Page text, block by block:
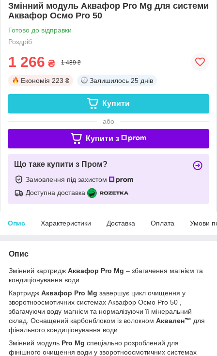
Змінний модуль Аквафор Pro Mg для системи
Аквафор Осмо Pro 50
Готово до відправки
Роздріб
1 266 ₴ 1 489 ₴
Економія 223 ₴ Залишилось 25 днів
Купити
або
Купити з
Що таке купити з Пром?
Замовлення під захистом
Доступна доставка
Опис Характеристики Доставка Оплата Умови
Опис
Змінний картридж Аквафор Pro Mg – збагачення магнієм та
кондиціонування води
Картридж Аквафор Pro Mg завершує цикл очищення у
зворотноосмотичних системах Аквафор Осмо Pro 50 ,
збагачуючи воду магнієм та нормалізуючи її мінеральний
склад. Оснащений карбонблоком із волокном Аквален™ для
фінального кондиціонування води.
Змінний модуль Pro Mg спеціально розроблений для
фінішного очищення води у зворотноосмотичних системах